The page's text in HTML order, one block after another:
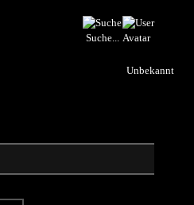
Suche...
Unbekannt